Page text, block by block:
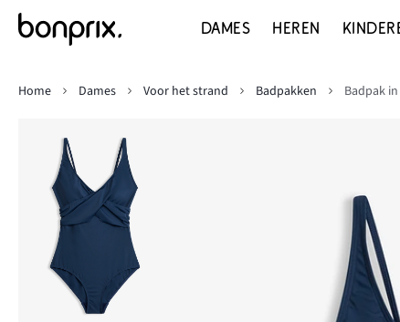
DAMES HEREN
Home
Dames Voor het strand Badpakken Badpak